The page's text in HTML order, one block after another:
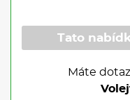
Tato
Máte